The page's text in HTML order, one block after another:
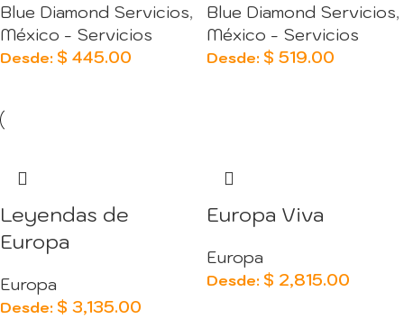
Blue Diamond Servicios,
México - Servicios
Desde: $ 445.00
Blue Diamond Servicios,
México - Servicios
Desde: $ 519.00
Leyendas de
Europa
Europa
Desde: $ 3,135.00
Europa Viva
Europa
Desde: $ 2,815.00